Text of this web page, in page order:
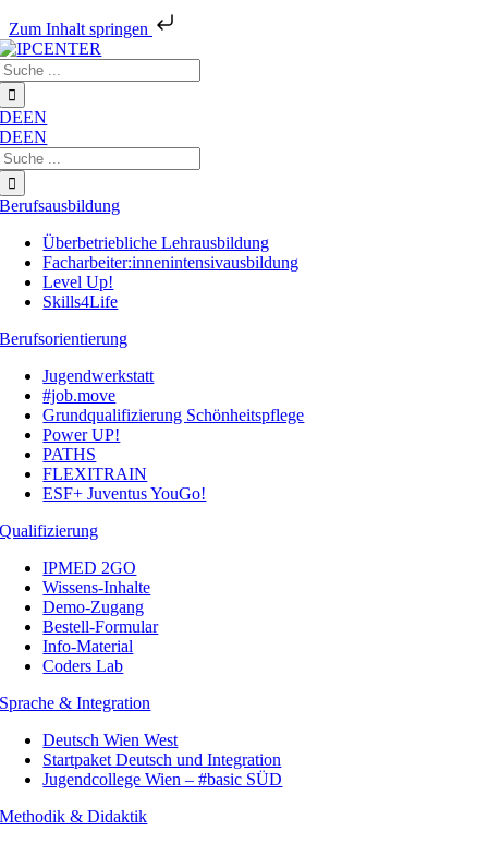
Zum Inhalt springen
Zum
Inhalt
springen
DEEN
DEEN
Berufsausbildung
Überbetriebliche Lehrausbildung
Facharbeiter:innenintensivausbildung
Level Up!
Skills4Life
Berufsorientierung
Jugendwerkstatt
#job.move
Grundqualifizierung Schönheitspflege
Power UP!
PATHS
FLEXITRAIN
ESF+ Juventus YouGo!
Qualifizierung
IPMED 2GO
Wissens-Inhalte
Demo-Zugang
Bestell-Formular
Info-Material
Coders Lab
Sprache & Integration
Deutsch Wien West
Startpaket Deutsch und Integration
Jugendcollege Wien – #basic SÜD
Methodik & Didaktik